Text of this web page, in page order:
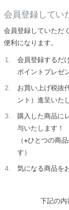
会員登録してい
会員登録していただ
便利になります。
会員登録するだ
ポイントプレゼ
お買い上げ税抜
ント）進呈いた
購入した商品に
与いたします！
（※ひとつの商
す）
気になる商品を
下記の内